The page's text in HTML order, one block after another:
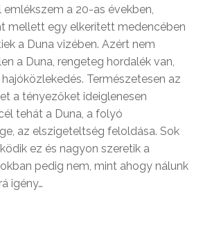
emlékszem a 20-as években,
mellett egy elkerített medencében
a Duna vizében. Azért nem
a Duna, rengeteg hordalék van,
Természetesen az
a tényezőket ideiglenesen
tehát a Duna, a folyó
az elszigeteltség feloldása. Sok
ez és nagyon szeretik a
pedig nem, mint ahogy nálunk
igény…